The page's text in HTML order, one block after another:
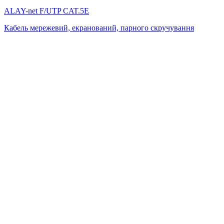
ALAY-net F/UTP CAT.5E
Кабель мережевий, екранований, парного скручування